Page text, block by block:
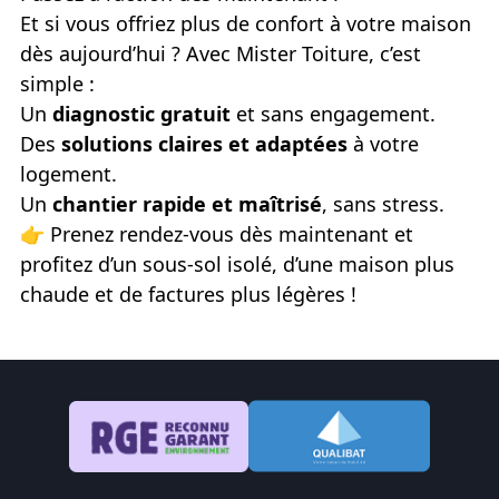
saine.
Et si vous offriez plus de confort à votre maison
dès aujourd’hui ? Avec Mister Toiture, c’est
simple :
Un diagnostic gratuit et sans engagement.
Des solutions claires et adaptées à votre
logement.
Un chantier rapide et maîtrisé, sans stress.
👉 Prenez rendez-vous dès maintenant et
profitez d’un sous-sol isolé, d’une maison plus
chaude et de factures plus légères !